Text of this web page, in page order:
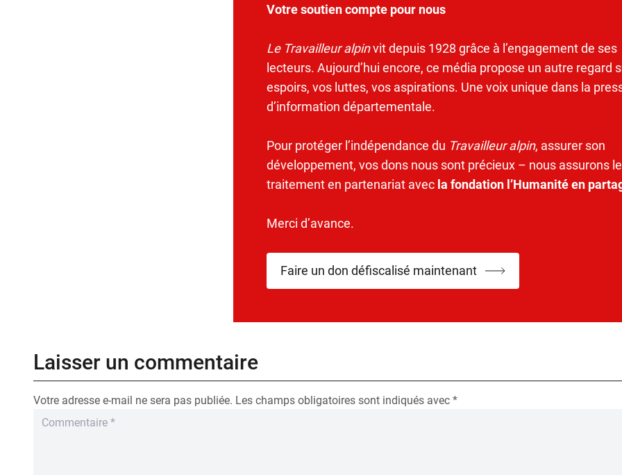
Votre soutien compte pour nous
Le Travailleur alpinvit depuis 1928 grâce à l’engagement de ses
lecteurs. Aujourd’hui encore, ce média propose un autre regard
espoirs, vos luttes, vos aspirations. Une voix unique dans la
d’information départementale.
Pour protéger l’indépendance du Travailleur alpin, assurer son
développement, vos dons nous sont précieux – nous assurons
traitement en partenariat avec la fondation l’Humanité en
Merci d’avance.
Faire un don défiscalisé maintenant
Laisser un commentaire
Votre adresse e-mail ne sera pas publiée. Les champs obligatoires sont indiqués avec *